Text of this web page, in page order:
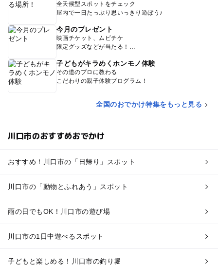
全天候型スポットをチェック
屋内で一日たっぷり思いっきり遊ぼう♪
今月のプレゼント
映画チケット、ムビチケ
限定グッズなどが当たる！
子どもがキラめくホンモノ体験
その道のプロに教わる
こだわりの親子体験プログラム！
全国のおでかけ特集をもっと見る
川口市のおすすめおでかけ
おすすめ！川口市の「日帰り」スポット
川口市の「動物とふれあう」スポット
雨の日でもOK！川口市の遊び場
川口市の1日中遊べるスポット
子どもと楽しめる！川口市の釣り堀